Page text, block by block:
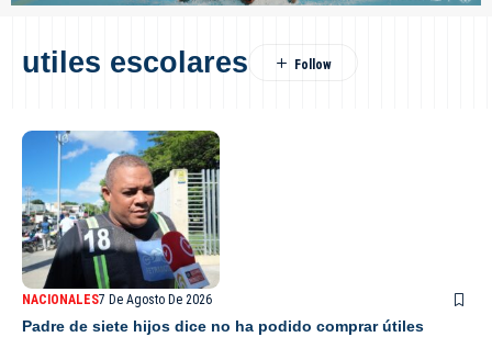
utiles escolares
NACIONALES7 De Agosto De 2026
Padre de siete hijos dice no ha podido comprar útiles